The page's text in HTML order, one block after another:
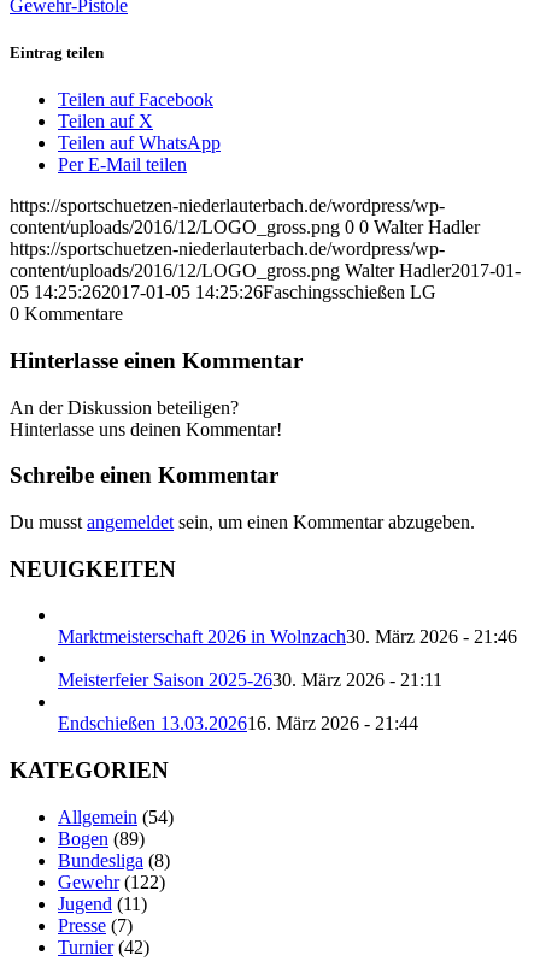
Gewehr-Pistole
Eintrag teilen
Teilen auf Facebook
Teilen auf X
Teilen auf WhatsApp
Per E-Mail teilen
https://sportschuetzen-niederlauterbach.de/wordpress/wp-
content/uploads/2016/12/LOGO_gross.png 0 0 Walter Hadler
https://sportschuetzen-niederlauterbach.de/wordpress/wp-
content/uploads/2016/12/LOGO_gross.png Walter Hadler2017-01-
05 14:25:262017-01-05 14:25:26Faschingsschießen LG
0 Kommentare
Hinterlasse einen Kommentar
An der Diskussion beteiligen?
Hinterlasse uns deinen Kommentar!
Schreibe einen Kommentar
Du musst angemeldet sein, um einen Kommentar abzugeben.
NEUIGKEITEN
Marktmeisterschaft 2026 in Wolnzach30. März 2026 - 21:46
Meisterfeier Saison 2025-2630. März 2026 - 21:11
Endschießen 13.03.202616. März 2026 - 21:44
KATEGORIEN
Allgemein (54)
Bogen (89)
Bundesliga (8)
Gewehr(122)
Jugend (11)
Presse (7)
Turnier(42)